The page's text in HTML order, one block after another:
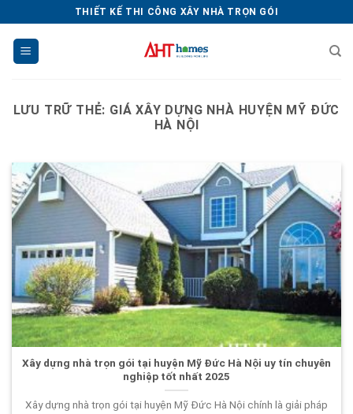
dung
THIẾT KẾ THI CÔNG XÂY NHÀ TRỌN GÓI
LƯU TRỮ THẺ: GIÁ XÂY DỰNG NHÀ HUYỆN MỸ ĐỨC
HÀ NỘI
Xây dựng nhà trọn gói tại huyện Mỹ Đức Hà Nội uy tín chuyên
nghiệp tốt nhất 2025
Xây dựng nhà trọn gói tại huyện Mỹ Đức Hà Nội chính là giải pháp